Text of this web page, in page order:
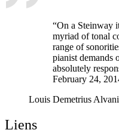
“On a Steinway
myriad of tonal
range of
pianist demands
absolutely
February 24,
Louis Demetrius
Liens